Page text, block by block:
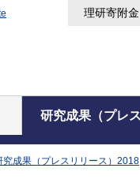
理研寄附金
研究成果（プレ
究成果（プレスリリース）2018